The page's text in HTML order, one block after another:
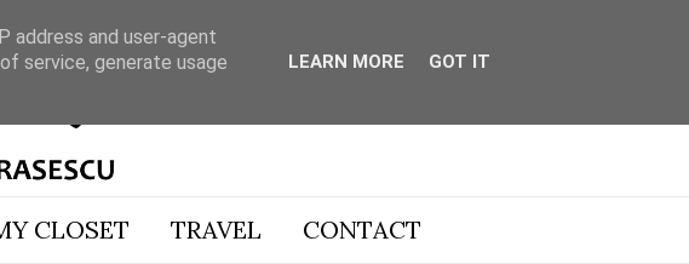
CLOSET TRAVEL CONTACT
address and user-agent
service, generate usage
LEARN MORE GOT IT